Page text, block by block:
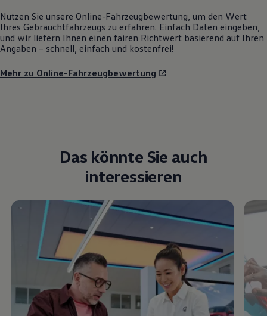
Nutzen Sie unsere Online-Fahrzeugbewertung, um den Wert
Ihres Gebrauchtfahrzeugs zu erfahren. Einfach Daten eingeben,
und wir liefern Ihnen einen fairen Richtwert basierend auf Ihren
Angaben – schnell, einfach und kostenfrei!
Mehr zu Online-Fahrzeugbewertung
Das könnte Sie auch
interessieren